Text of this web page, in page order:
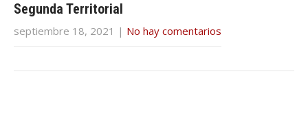
Segunda Territorial
septiembre 18, 2021 | No hay comentarios